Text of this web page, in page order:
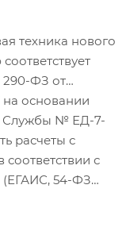
техника нового
290-ФЗ от
на основании
Службы № ЕД-7-
расчеты с
с
(ЕГАИС, 54-ФЗ